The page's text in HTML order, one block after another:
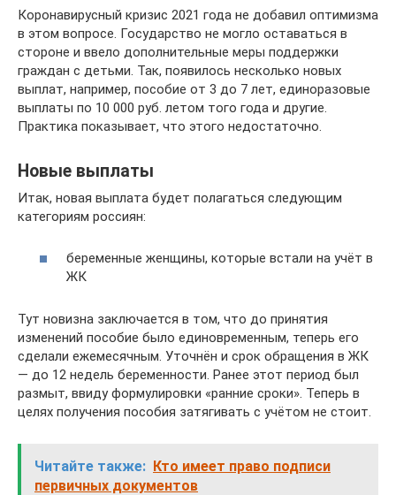
Коронавирусный кризис 2021 года не добавил оптимизма
в этом вопросе. Государство не могло оставаться в
стороне и ввело дополнительные меры поддержки
граждан с детьми. Так, появилось несколько новых
выплат, например, пособие от 3 до 7 лет, единоразовые
выплаты по 10 000 руб. летом того года и другие.
Практика показывает, что этого недостаточно.
Новые выплаты
Итак, новая выплата будет полагаться следующим
категориям россиян:
беременные женщины, которые встали на учёт в
ЖК
Тут новизна заключается в том, что до принятия
изменений пособие было единовременным, теперь его
сделали ежемесячным. Уточнён и срок обращения в ЖК
— до 12 недель беременности. Ранее этот период был
размыт, ввиду формулировки «ранние сроки». Теперь в
целях получения пособия затягивать с учётом не стоит.
Читайте также: Кто имеет право подписи
первичных документов